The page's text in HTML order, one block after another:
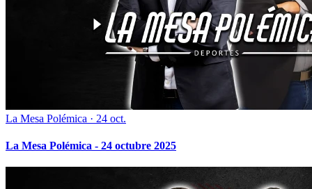
La Mesa Polémica · 24 oct.
La Mesa Polémica - 24 octubre 2025